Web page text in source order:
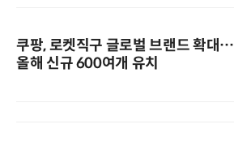
쿠팡, 로켓직구 글로벌 브랜드 확대…
올해 신규 600여개 유치